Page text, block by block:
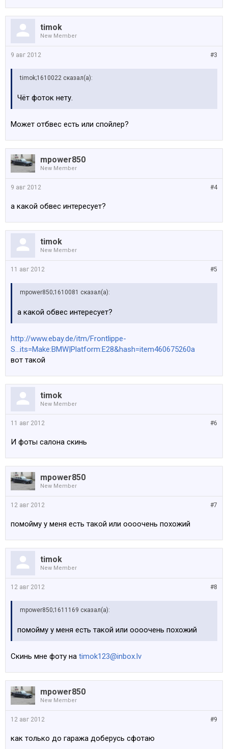
timok
New Member
#3
9 авг 2012
timok;1610022 сказал(а):
Чёт фоток нету.
Может отбвес есть или спойлер?
mpower850
New Member
#4
9 авг 2012
а какой обвес интересует?
timok
New Member
#5
11 авг 2012
mpower850;1610081 сказал(а):
а какой обвес интересует?
http://www.ebay.de/itm/Frontlippe-
S...its=Make:BMW|Platform:E28&hash=item460675260a
вот такой
timok
New Member
#6
11 авг 2012
И фоты салона скинь
mpower850
New Member
#7
12 авг 2012
помойму у меня есть такой или оооочень похожий
timok
New Member
#8
12 авг 2012
mpower850;1611169 сказал(а):
помойму у меня есть такой или оооочень похожий
Скинь мне фоту на timok123@inbox.lv
mpower850
New Member
#9
12 авг 2012
как только до гаража доберусь сфотаю